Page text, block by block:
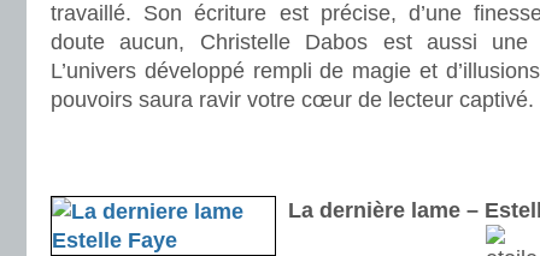
travaillé. Son écriture est précise, d’une
doute aucun, Christelle Dabos est aussi une
L’univers développé rempli de magie et
pouvoirs saura ravir votre cœur de lecteur captivé.
La dernière lame –